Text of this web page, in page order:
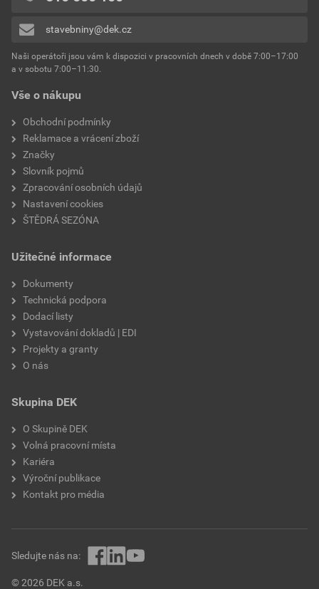
Přidávat hodnocení může pouze přihlášený uživatel.
Vše o nákupu
Obchodní podmínky
Reklamace a vrácení zboží
Značky
Slovník pojmů
Zpracování osobních údajů
Nastavení cookies
ŠTĚDRÁ SEZÓNA
Užitečné informace
Dokumenty
Technická podpora
Dodací listy
Vystavování dokladů | EDI
Projekty a granty
O nás
Skupina DEK
O Skupině DEK
Volná pracovní místa
Kariéra
Výroční publikace
Kontakt pro média
stavebniny@dek.cz
Naši operátoři jsou vám k dispozici v pracovních dnech v době 7:00–17:00
a v sobotu 7:00–11:30.
© 2026 DEK a.s.
Sledujte nás na: